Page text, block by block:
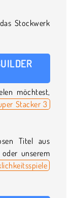
Stockwerk
möchtest,
Stacker 3
Titel aus
unserem